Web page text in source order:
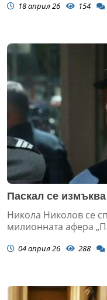
18 април 26 154
Паскал се
Никола Николов се
милионната афера
04 април 26 288